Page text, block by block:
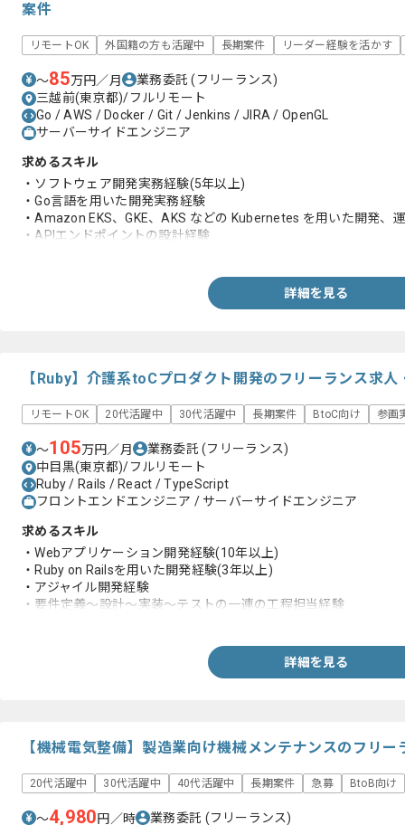
案件
リモートOK 外国籍の方も活躍中 長期案件 リーダー経験を活かす
〜85万円／月 業務委託(フリーランス)
三越前(東京都)/フルリモート
Go / AWS / Docker / Git / Jenkins / JIRA / OpenGL
サーバーサイドエンジニア
求めるスキル
・ソフトウェア開発実務経験(5年以上)
・Go言語を用いた開発実務経験
・Amazon EKS、GKE、AKS などの Kubernetes を用いた開発、
・APIエンドポイントの設計経験
・アジャイルとスクラム開発での実務経験
・稼働中サービスの保守、運用経験
詳細を見る
【Ruby】介護系toCプロダクト開発のフリーランス求人
リモートOK 20代活躍中 30代活躍中 長期案件 BtoC向け 参画
〜105万円／月 業務委託(フリーランス)
中目黒(東京都)/フルリモート
Ruby / Rails / React / TypeScript
フロントエンドエンジニア / サーバーサイドエンジニア
求めるスキル
・Webアプリケーション開発経験(10年以上)
・Ruby on Railsを用いた開発経験(3年以上)
・アジャイル開発経験
・要件定義〜設計〜実装〜テストの一連の工程担当経験
詳細を見る
【機械電気整備】製造業向け機械メンテナンスのフリ
20代活躍中 30代活躍中 40代活躍中 長期案件 急募 BtoB向け
〜4,980円／時 業務委託 (フリーランス)